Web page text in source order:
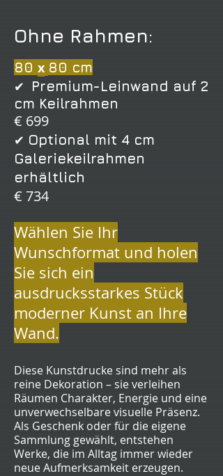
Ohne Rahmen:
80 x 80 cm
✔
Premium-Leinwand auf 2
cm Keilrahmen
€ 699
✔ Optional mit 4 cm
Galeriekeilrahmen
erhältlich
€ 734
Wählen Sie Ihr
Wunschformat und holen
Sie sich ein
ausdrucksstarkes Stück
moderner Kunst an Ihre
Wand.
Diese Kunstdrucke sind mehr als
reine Dekoration – sie verleihen
Räumen Charakter, Energie und eine
unverwechselbare visuelle Präsenz.
Als Geschenk oder für die eigene
Sammlung gewählt, entstehen
Werke, die im Alltag immer wieder
neue Aufmerksamkeit erzeugen.